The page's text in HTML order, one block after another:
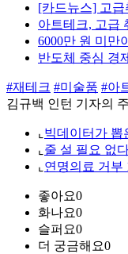
[카드뉴스] 고
아트테크, 고급
6000만 원 미만
반도체 중심 경
#재테크 #미술품 #아
김규백 인턴 기자의
⌞ 빅데이터가 뽑
⌞ 줄 설 필요 없
⌞ 연명의료 거부
좋아요0
화나요0
슬퍼요0
더 궁금해요0